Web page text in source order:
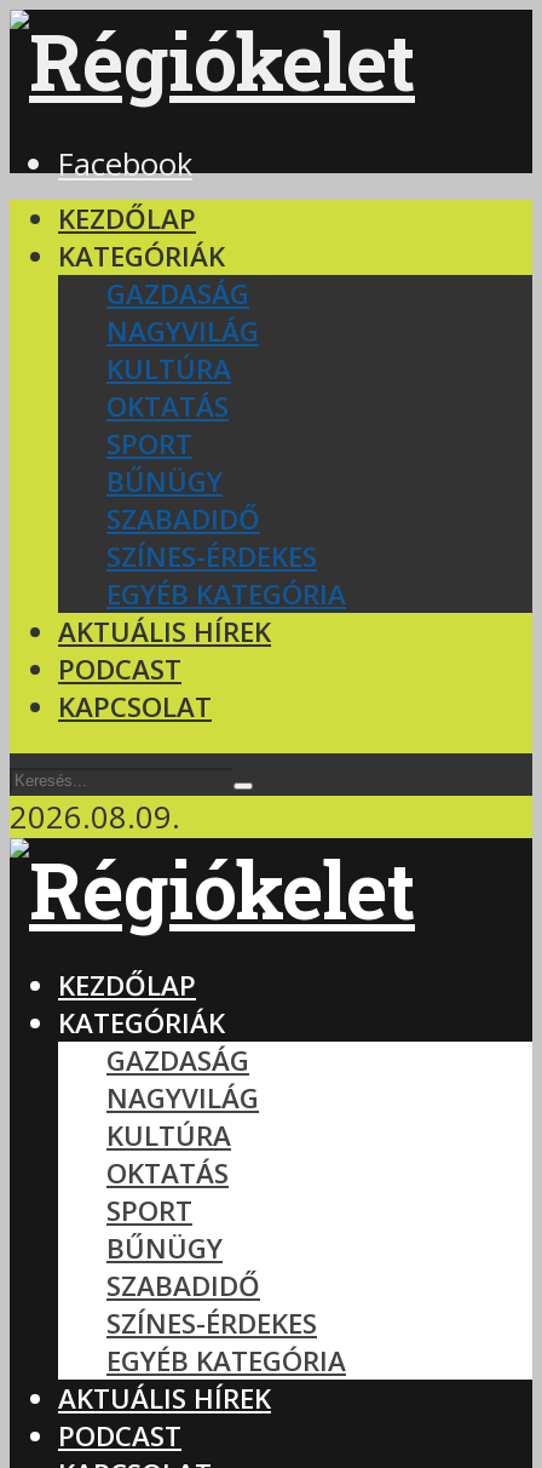
Facebook
KEZDŐLAP
KATEGÓRIÁK
GAZDASÁG
NAGYVILÁG
KULTÚRA
OKTATÁS
SPORT
BŰNÜGY
SZABADIDŐ
SZÍNES-ÉRDEKES
EGYÉB KATEGÓRIA
AKTUÁLIS HÍREK
PODCAST
KAPCSOLAT
2026.08.09.
KEZDŐLAP
KATEGÓRIÁK
GAZDASÁG
NAGYVILÁG
KULTÚRA
OKTATÁS
SPORT
BŰNÜGY
SZABADIDŐ
SZÍNES-ÉRDEKES
EGYÉB KATEGÓRIA
AKTUÁLIS HÍREK
PODCAST